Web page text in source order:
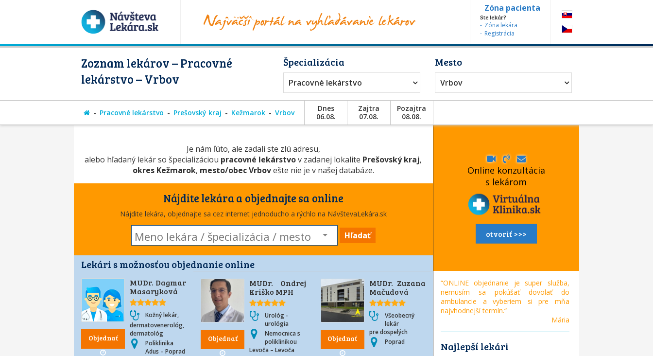
Zóna pacienta
Ste lekár?
Zóna lekára
Registrácia
Zoznam lekárov – Pracovné
lekárstvo – Vrbov
Špecializácia
Pracovné lekárstvo
Mesto
Vrbov
Pracovné lekárstvo Prešovský kraj Kežmarok Vrbov
Dnes
06.08.
Zajtra
07.08.
Pozajtra
08.08.
Je nám ľúto, ale zadali ste zlú adresu,
alebo hľadaný lekár so špecializáciou pracovné lekárstvov zadanej lokalite Prešovský kraj,
okres Kežmarok, mesto/obec Vrbovešte nie je v našej databáze.
Nájdite lekára a objednajte sa online
Nájdite lekára, objednajte sa cez internet jednoducho a rýchlo na NávštevaLekára.sk
Hľadať
Lekári s možnosťou objednanie online
Objednať
MUDr. Dagmar
Masaryková
Kožný lekár,
dermatovenerológ,
dermatológ
Poliklinika
Adus – Poprad
Objednať
MUDr. Ondrej
Kriško MPH
Urológ -
urológia
Nemocnica s
poliklinikou
Levoča – Levoča
Objednať
MUDr. Zuzana
Mačudová
Všeobecný
lekár
pre dospelých
Poprad
Online konzultácia
s lekárom
otvoriť >>>
“ONLINE objednanie je super služba,
nemusím sa pokúšať dovolať do
ambulancie a vyberiem si pre mňa
najvhodnejší termín.“
Mária
Najlepší lekári